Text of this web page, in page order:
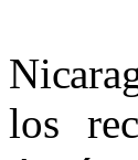
los